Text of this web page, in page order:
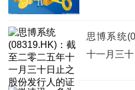
思博系统
十一月三